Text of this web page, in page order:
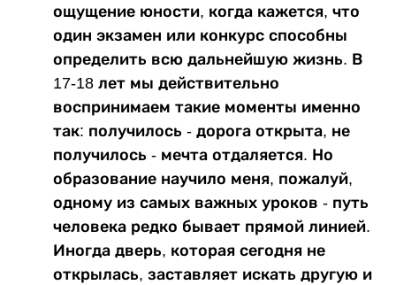
ощущение юности, когда кажется, что
один экзамен или конкурс способны
определить всю дальнейшую жизнь. В
17-18 лет мы действительно
воспринимаем такие моменты именно
так: получилось - дорога открыта, не
получилось - мечта отдаляется. Но
образование научило меня, пожалуй,
одному из самых важных уроков - путь
человека редко бывает прямой линией.
Иногда дверь, которая сегодня не
открылась, заставляет искать другую и